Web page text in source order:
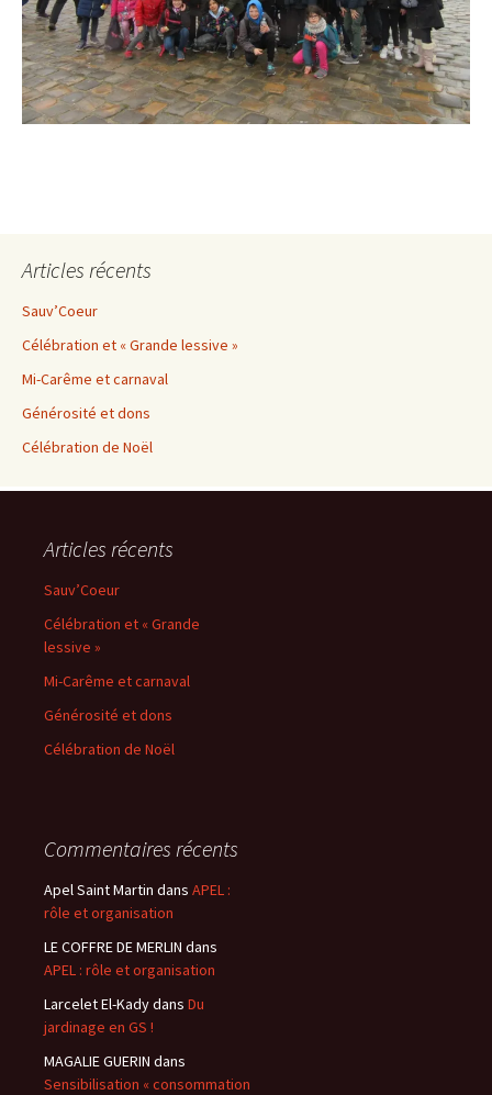
Articles récents
Sauv’Coeur
Célébration et « Grande lessive »
Mi-Carême et carnaval
Générosité et dons
Célébration de Noël
Articles récents
Sauv’Coeur
Célébration et « Grande
lessive »
Mi-Carême et carnaval
Générosité et dons
Célébration de Noël
Commentaires récents
Apel Saint Martin dans APEL :
rôle et organisation
LE COFFRE DE MERLIN dans
APEL : rôle et organisation
Larcelet El-Kadydans Du
jardinage en GS !
MAGALIE GUERIN dans
Sensibilisation « consommation